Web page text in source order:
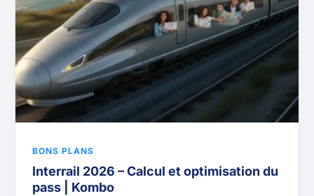
BONS PLANS
Interrail 2026 – Calcul et optimisation du
pass | Kombo